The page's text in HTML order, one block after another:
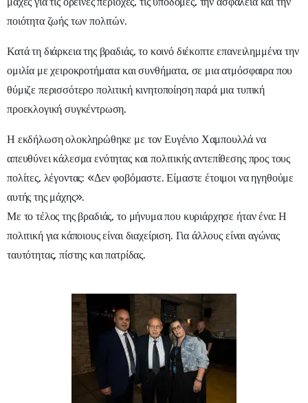
ποιότητα ζωής των πολιτών.
Κατά τη διάρκεια της βραδιάς, το κοινό διέκοπτε επανειλημμένα την
ομιλία με χειροκροτήματα και συνθήματα, σε μια ατμόσφαιρα που
θύμιζε περισσότερο πολιτική κινητοποίηση παρά μια τυπική
προεκλογική συγκέντρωση.
Η εκδήλωση ολοκληρώθηκε με τον Ευγένιο Χαμπουλλά να
απευθύνει κάλεσμα ενότητας και πολιτικής αντεπίθεσης προς τους
πολίτες, λέγοντας: «Δεν φοβόμαστε. Είμαστε έτοιμοι να ηγηθούμε
αυτής της μάχης».
Με το τέλος της βραδιάς, το μήνυμα που κυριάρχησε ήταν ένα: Η
πολιτική για κάποιους είναι διαχείριση. Για άλλους είναι αγώνας
ταυτότητας, πίστης και πατρίδας.